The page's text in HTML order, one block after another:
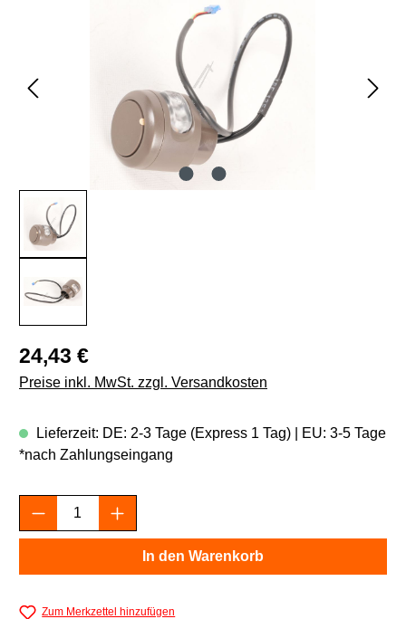
Regulärer Preis:
24,43 €
Preise inkl. MwSt. zzgl. Versandkosten
Lieferzeit: DE: 2-3 Tage (Express 1 Tag) | EU: 3-5 Tage
*nach Zahlungseingang
Produkt Anzahl: Gib den gewünschten
In den Warenkorb
Zum Merkzettel hinzufügen